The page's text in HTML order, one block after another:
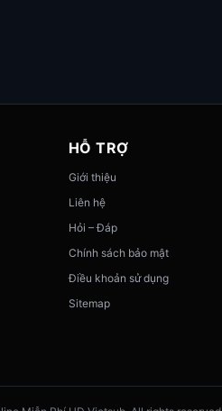
HỖ TRỢ
Giới thiệu
Liên hệ
Hỏi – Đáp
Chính sách bảo mật
Điều khoản sử dụng
Sitemap